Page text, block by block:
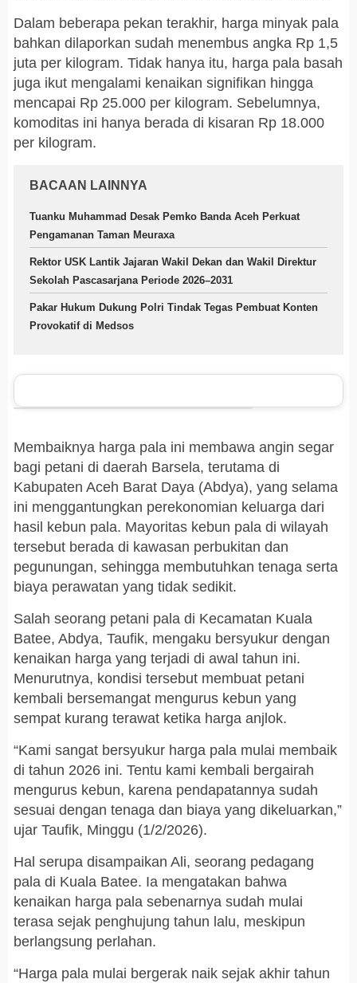
Dalam beberapa pekan terakhir, harga minyak pala
bahkan dilaporkan sudah menembus angka Rp 1,5
juta per kilogram. Tidak hanya itu, harga pala basah
juga ikut mengalami kenaikan signifikan hingga
mencapai Rp 25.000 per kilogram. Sebelumnya,
komoditas ini hanya berada di kisaran Rp 18.000
per kilogram.
BACAAN LAINNYA
Tuanku Muhammad Desak Pemko Banda Aceh Perkuat
Pengamanan Taman Meuraxa
Rektor USK Lantik Jajaran Wakil Dekan dan Wakil Direktur
Sekolah Pascasarjana Periode 2026–2031
Pakar Hukum Dukung Polri Tindak Tegas Pembuat Konten
Provokatif di Medsos
Membaiknya harga pala ini membawa angin segar
bagi petani di daerah Barsela, terutama di
Kabupaten Aceh Barat Daya (Abdya), yang selama
ini menggantungkan perekonomian keluarga dari
hasil kebun pala. Mayoritas kebun pala di wilayah
tersebut berada di kawasan perbukitan dan
pegunungan, sehingga membutuhkan tenaga serta
biaya perawatan yang tidak sedikit.
Salah seorang petani pala di Kecamatan Kuala
Batee, Abdya, Taufik, mengaku bersyukur dengan
kenaikan harga yang terjadi di awal tahun ini.
Menurutnya, kondisi tersebut membuat petani
kembali bersemangat mengurus kebun yang
sempat kurang terawat ketika harga anjlok.
“Kami sangat bersyukur harga pala mulai membaik
di tahun 2026 ini. Tentu kami kembali bergairah
mengurus kebun, karena pendapatannya sudah
sesuai dengan tenaga dan biaya yang dikeluarkan,”
ujar Taufik, Minggu (1/2/2026).
Hal serupa disampaikan Ali, seorang pedagang
pala di Kuala Batee. Ia mengatakan bahwa
kenaikan harga pala sebenarnya sudah mulai
terasa sejak penghujung tahun lalu, meskipun
berlangsung perlahan.
“Harga pala mulai bergerak naik sejak akhir tahun